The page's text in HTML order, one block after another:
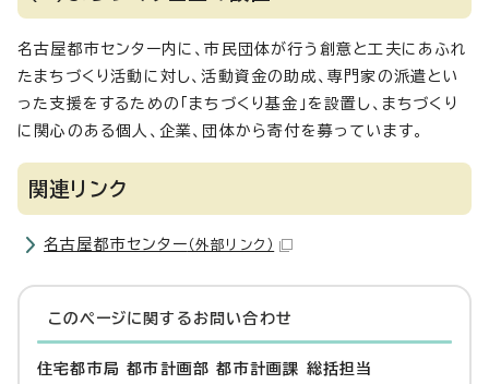
名古屋都市センター内に、市民団体が行う創意と工夫にあふれ
たまちづくり活動に対し、活動資金の助成、専門家の派遣とい
った支援をするための「まちづくり基金」を設置し、まちづくり
に関心のある個人、企業、団体から寄付を募っています。
関連リンク
名古屋都市センター （外部リンク）
このページに関する お問い合わせ
住宅都市局 都市計画部 都市計画課 総括担当